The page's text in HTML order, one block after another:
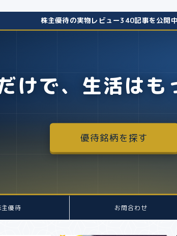
株主優待の実物レビュー340記事を公開
けで、生活はも
優待銘柄を探す
主優待 お問合わせ